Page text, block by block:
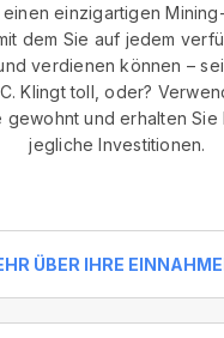
einzigartigen
dem Sie auf jedem
verdienen können –
Klingt toll, oder?
gewohnt und erhalten Sie
jegliche Investitionen.
ÜBER IHRE